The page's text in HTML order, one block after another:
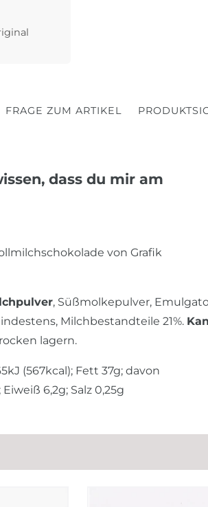
FRAGE ZUM ARTIKEL
dass du mir am
von Grafik
, Süßmolkepulver,
Milchbestandteile 21%.
lagern.
(567kcal); Fett 37g; davon
6,2g; Salz 0,25g